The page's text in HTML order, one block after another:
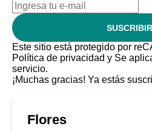
Este sitio está protegido por
Política de privacidad y Se
servicio.
¡Muchas gracias! Ya estás
Flores